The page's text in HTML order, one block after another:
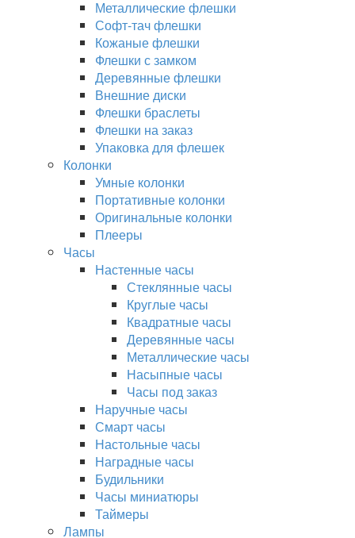
Металлические флешки
Софт-тач флешки
Кожаные флешки
Флешки с замком
Деревянные флешки
Внешние диски
Флешки браслеты
Флешки на заказ
Упаковка для флешек
Колонки
Умные колонки
Портативные колонки
Оригинальные колонки
Плееры
Часы
Настенные часы
Стеклянные часы
Круглые часы
Квадратные часы
Деревянные часы
Металлические часы
Насыпные часы
Часы под заказ
Наручные часы
Смарт часы
Настольные часы
Наградные часы
Будильники
Часы миниатюры
Таймеры
Лампы